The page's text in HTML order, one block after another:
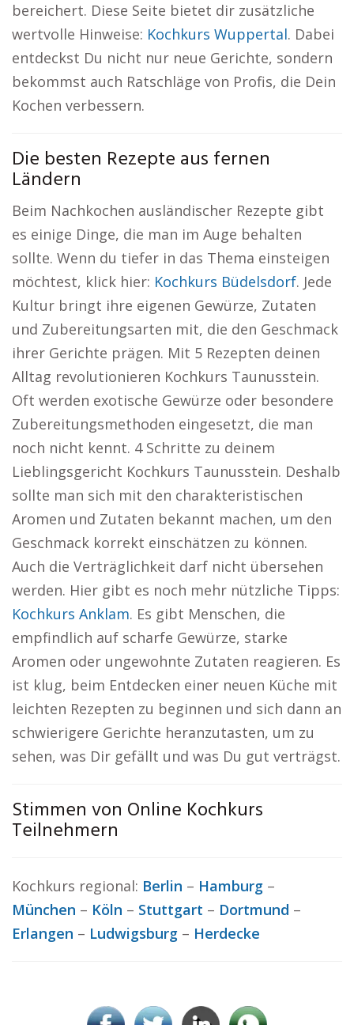
bereichert. Diese Seite bietet dir zusätzliche
wertvolle Hinweise: Kochkurs Wuppertal. Dabei
entdeckst Du nicht nur neue Gerichte, sondern
bekommst auch Ratschläge von Profis, die Dein
Kochen verbessern.
Die besten Rezepte aus fernen
Ländern
Beim Nachkochen ausländischer Rezepte gibt
es einige Dinge, die man im Auge behalten
sollte. Wenn du tiefer in das Thema einsteigen
möchtest, klick hier: Kochkurs Büdelsdorf. Jede
Kultur bringt ihre eigenen Gewürze, Zutaten
und Zubereitungsarten mit, die den Geschmack
ihrer Gerichte prägen. Mit 5 Rezepten deinen
Alltag revolutionieren Kochkurs Taunusstein.
Oft werden exotische Gewürze oder besondere
Zubereitungsmethoden eingesetzt, die man
noch nicht kennt. 4 Schritte zu deinem
Lieblingsgericht Kochkurs Taunusstein. Deshalb
sollte man sich mit den charakteristischen
Aromen und Zutaten bekannt machen, um den
Geschmack korrekt einschätzen zu können.
Auch die Verträglichkeit darf nicht übersehen
werden. Hier gibt es noch mehr nützliche Tipps:
Kochkurs Anklam. Es gibt Menschen, die
empfindlich auf scharfe Gewürze, starke
Aromen oder ungewohnte Zutaten reagieren. Es
ist klug, beim Entdecken einer neuen Küche mit
leichten Rezepten zu beginnen und sich dann an
schwierigere Gerichte heranzutasten, um zu
sehen, was Dir gefällt und was Du gut verträgst.
Stimmen von Online Kochkurs
Teilnehmern
Kochkurs regional: Berlin – Hamburg –
München – Köln – Stuttgart – Dortmund –
Erlangen – Ludwigsburg – Herdecke